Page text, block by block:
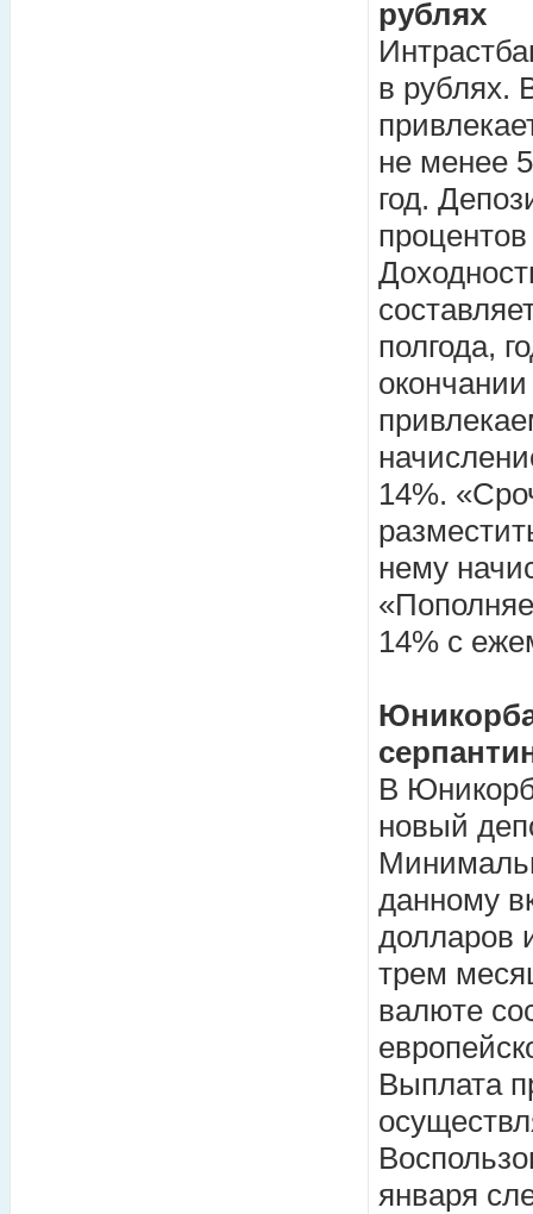
рублях
в рублях.
не менее
год.
полгода,
14%.
нему
14% с
В
новый
данному
долларов
трем
валюте
Выплата
января